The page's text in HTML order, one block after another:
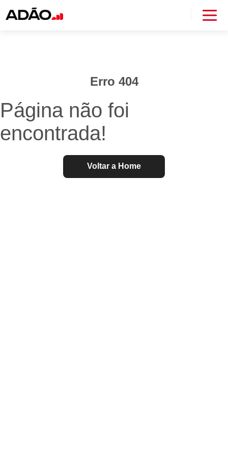
Erro 404
Página não foi
encontrada!
Voltar a Home